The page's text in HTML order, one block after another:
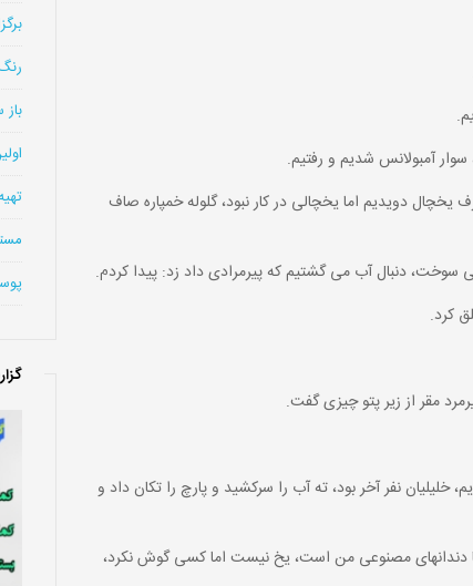
آمبولانس شدیم و رفتیم.
دویدیم اما یخچالی در کار نبود، گلوله خمپاره صاف
سوخت، دنبال آب می گشتیم که پیرمرادی داد زد: پیدا کردم.
کرد.
مقر از زیر پتو چیزی گفت.
نفر آخر بود، ته آب را سرکشید و پارچ را تکان داد و
دندانهای مصنوعی من است، یخ نیست اما کسی گوش نکرد،